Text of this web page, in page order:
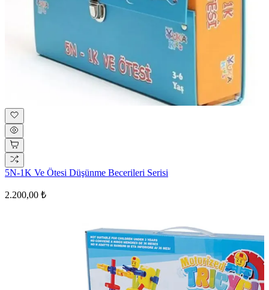
5N-1K Ve Ötesi Düşünme Becerileri Serisi
2.200,00 ₺